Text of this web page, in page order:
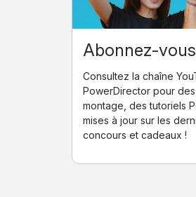
Abonnez-
Consultez la chaîne
PowerDirector pour
montage, des tutoriels
mises à jour sur les
concours et cadeaux !